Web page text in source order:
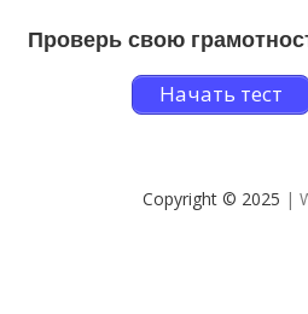
Проверь свою
Начать тест
Copyright © 2025 |